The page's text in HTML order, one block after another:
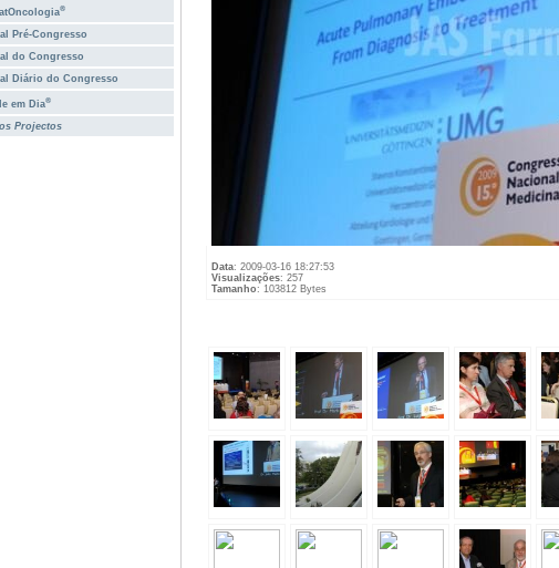
®
Pré-Congresso
do Congresso
Diário do Congresso
em Dia®
Projectos
Data: 2009-03-16 18:27:53
Visualizações: 257
Tamanho: 103812 Bytes